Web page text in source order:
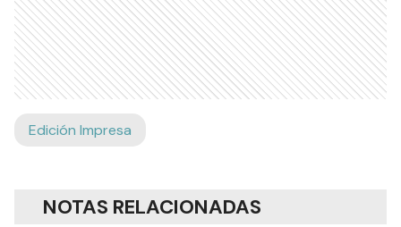
Edición Impresa
NOTAS RELACIONADAS